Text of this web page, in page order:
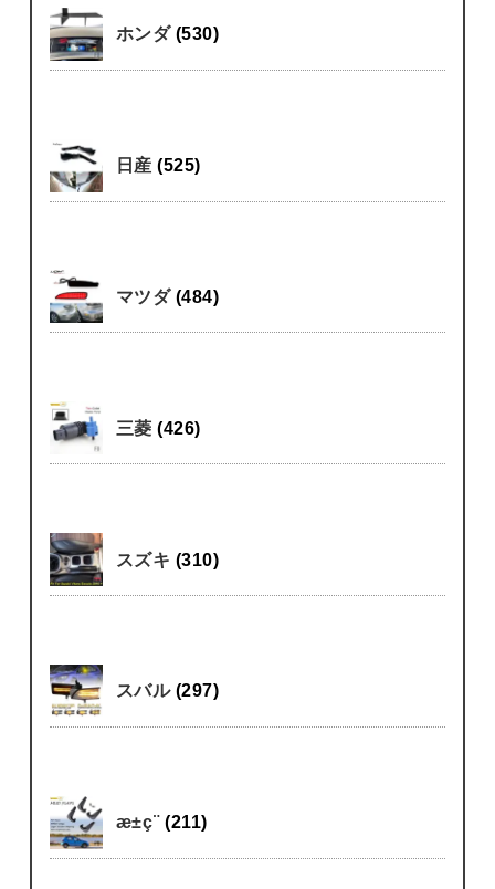
ホンダ (530)
日産(525)
マツダ (484)
三菱(426)
スズキ (310)
スバル (297)
æ±ç¨(211)